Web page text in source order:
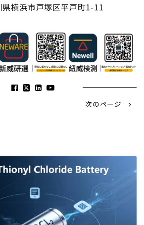
県横浜市戸塚区平戸町1-11
次のページ